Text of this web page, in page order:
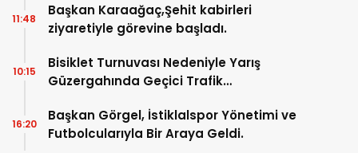
Başkan Karaağaç,Şehit kabirleri
ziyaretiyle görevine başladı.
11:48
Bisiklet Turnuvası Nedeniyle Yarış
Güzergahında Geçici Trafik
10:15
Başkan Görgel, İstiklalspor Yönetimi ve
Futbolcularıyla Bir Araya Geldi.
16:20